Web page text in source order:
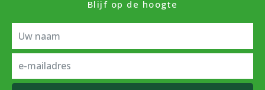
Blijf op de hoogte